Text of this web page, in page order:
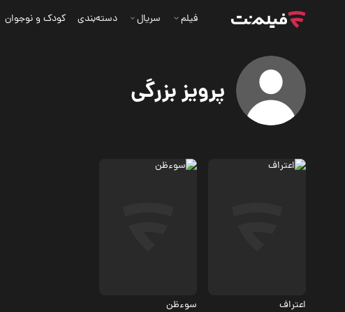
پرویز بزرگی
فیلم سریال دسته‌بندی کودک و نوجوان
اعتراف سوءظن